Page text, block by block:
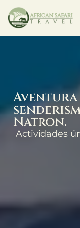
Aventura
Natron.
Actividades